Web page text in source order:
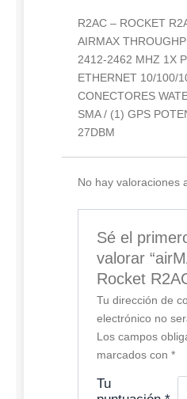
R2AC – ROCKET
AIRMAX
2412-2462 MHZ 1X
ETHERNET 10/100/
CONECTORES
SMA / (1) GPS
27DBM
No hay valoraciones
Sé el
valorar
Rocket
Tu dirección de
electrónico no
Los campos
marcados con*
Tu